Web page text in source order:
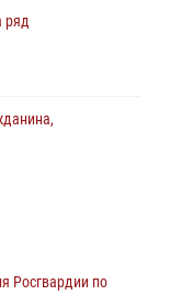
ряд
Росгвардии по